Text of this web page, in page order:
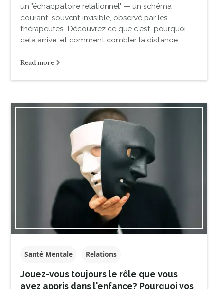
un "échappatoire relationnel" — un schéma
courant, souvent invisible, observé par les
thérapeutes. Découvrez ce que c'est, pourquoi
cela arrive, et comment combler la distance.
Read more
Santé Mentale Relations
Jouez-vous toujours le rôle que vous
avez appris dans l'enfance? Pourquoi vos